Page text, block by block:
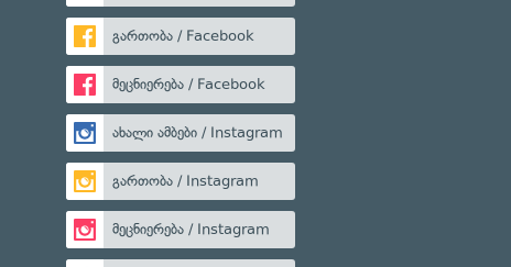
გართობა / Facebook
მეცნიერება / Facebook
ახალი ამბები / Instagram
გართობა / Instagram
მეცნიერება / Instagram